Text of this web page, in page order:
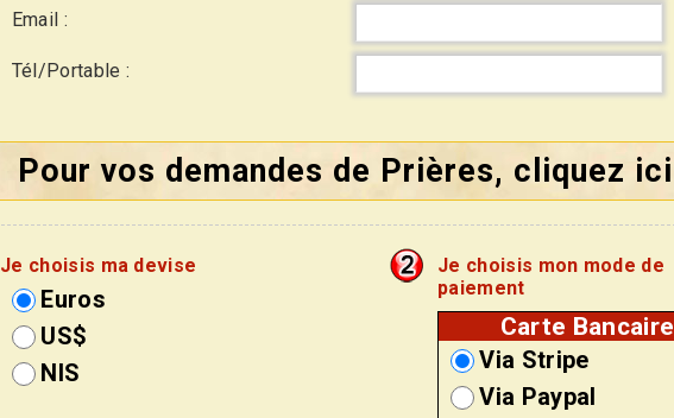
Email :
Tél/Portable :
Pour vos demandes de Prières, cliquez ici
Je choisis ma devise
Euros
US$
NIS
Je choisis mon mode de
paiement
Carte Bancaire
Via Stripe
Via Paypal